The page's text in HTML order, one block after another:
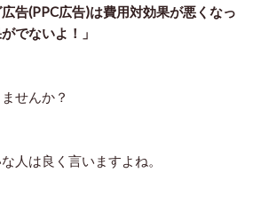
広告(PPC広告)は費用対効果が悪くなっ
でないよ！」
せんか？
人は良く言いますよね。